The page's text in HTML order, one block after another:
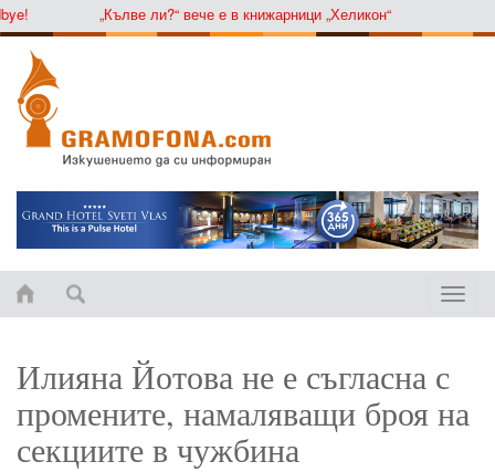
„Кълве ли?“ вече е в книжарници „Хеликон“
Toggle
Илияна Йотова не е съгласна с
промените, намаляващи броя на
секциите в чужбина